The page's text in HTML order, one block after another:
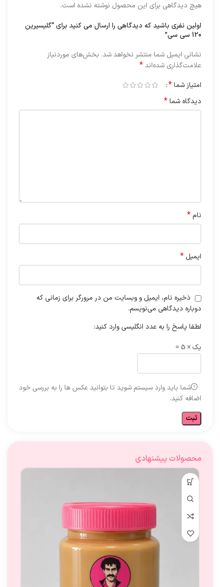
هیچ دیدگاهی برای این محصول نوشته نشده است.
اولین نفری باشید که دیدگاهی را ارسال می کنید برای “گلیسیرین
120 سی سی”
نشانی ایمیل شما منتشر نخواهد شد. بخش‌های موردنیاز
علامت‌گذاری شده‌اند*
امتیاز شما*
دیدگاه شما*
نام*
ایمیل *
ذخیره نام، ایمیل و وبسایت من در مرورگر برای زمانی که
دوباره دیدگاهی می‌نویسم.
لطفا پاسخ را به عدد انگلیسی وارد کنید:
یک × 5 =
شما باید وارد سیستم شوید تا بتوانید عکس ها را به بررسی خود
اضافه کنید.
محصولات پیشنهادی